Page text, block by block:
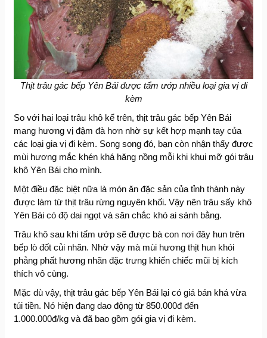
Thịt trâu gác bếp Yên Bái được tẩm ướp nhiều loại gia vị đi
kèm
So với hai loại trâu khô kể trên, thịt trâu gác bếp Yên Bái
mang hương vị đậm đà hơn nhờ sự kết hợp mạnh tay của
các loại gia vị đi kèm. Song song đó, bạn còn nhận thấy được
mùi hương mắc khén khá hăng nồng mỗi khi khui mỡ gói trâu
khô Yên Bái cho mình.
Một điều đặc biệt nữa là món ăn đặc sản của tỉnh thành này
được làm từ thịt trâu rừng nguyên khối. Vậy nên trâu sấy khô
Yên Bái có độ dai ngọt và săn chắc khó ai sánh bằng.
Trâu khô sau khi tẩm ướp sẽ được bà con nơi đây hun trên
bếp lò đốt củi nhãn. Nhờ vậy mà mùi hương thịt hun khói
phảng phất hương nhãn đặc trưng khiến chiếc mũi bị kích
thích vô cùng.
Mặc dù vậy, thịt trâu gác bếp Yên Bái lại có giá bán khá vừa
túi tiền. Nó hiện đang dao động từ 850.000đ đến
1.000.000đ/kg và đã bao gồm gói gia vị đi kèm.